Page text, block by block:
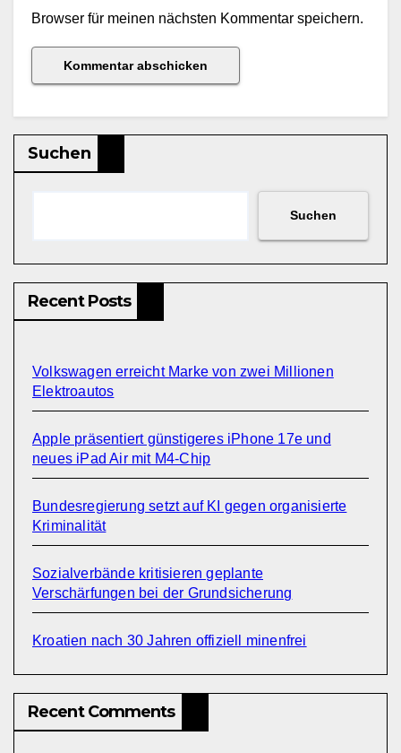
Browser für meinen nächsten Kommentar speichern.
Suchen
Suchen
Recent Posts
Volkswagen erreicht Marke von zwei Millionen
Elektroautos
Apple präsentiert günstigeres iPhone 17e und
neues iPad Air mit M4-Chip
Bundesregierung setzt auf KI gegen organisierte
Kriminalität
Sozialverbände kritisieren geplante
Verschärfungen bei der Grundsicherung
Kroatien nach 30 Jahren offiziell minenfrei
Recent Comments